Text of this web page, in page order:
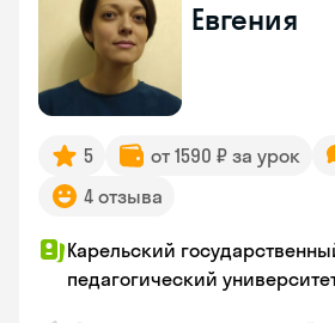
Евгения
5 от 1590 ₽ за урок
4 отзыва
Карельский
педагогический